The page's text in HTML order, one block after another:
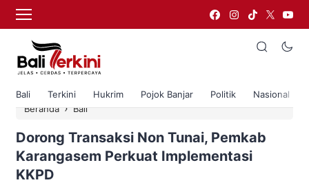
Bali Terkini Hukrim Pojok Banjar Politik Nasional
Beranda›Bali
Dorong Transaksi Non Tunai, Pemkab
Karangasem Perkuat Implementasi
KKPD